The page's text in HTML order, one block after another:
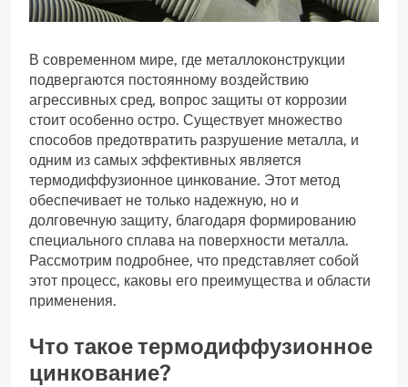
В современном мире, где металлоконструкции
подвергаются постоянному воздействию
агрессивных сред, вопрос защиты от коррозии
стоит особенно остро. Существует множество
способов предотвратить разрушение металла, и
одним из самых эффективных является
термодиффузионное цинкование. Этот метод
обеспечивает не только надежную, но и
долговечную защиту, благодаря формированию
специального сплава на поверхности металла.
Рассмотрим подробнее, что представляет собой
этот процесс, каковы его преимущества и области
применения.
Что такое термодиффузионное
цинкование?